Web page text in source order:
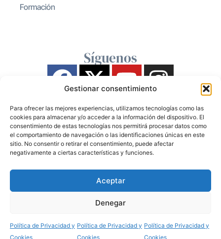
Gestionar consentimiento
Para ofrecer las mejores experiencias, utilizamos tecnologías como las
cookies para almacenar y/o acceder a la información del dispositivo. El
consentimiento de estas tecnologías nos permitirá procesar datos como
el comportamiento de navegación o las identificaciones únicas en este
sitio. No consentir o retirar el consentimiento, puede afectar
negativamente a ciertas características y funciones.
Aceptar
Denegar
Política de Privacidad y
Cookies
Política de Privacidad y
Cookies
Política de Privacidad y
Cookies
Formación
Síguenos